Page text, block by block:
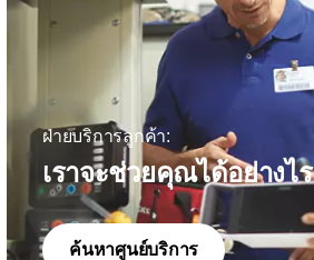
ฝ่ายบริการลูกค้า:
เราจะช่วยคุณได้อย่างไร
ค้นหาศูนย์บริการ